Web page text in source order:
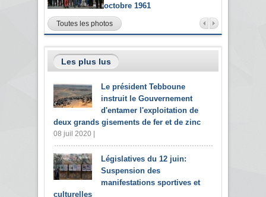
octobre 1961
Toutes les photos
Les plus lus
Le président Tebboune
instruit le Gouvernement
d'entamer l'exploitation de
deux grands gisements de fer et de zinc
08 juil 2020 |
Législatives du 12 juin:
Suspension des
manifestations sportives et
culturelles